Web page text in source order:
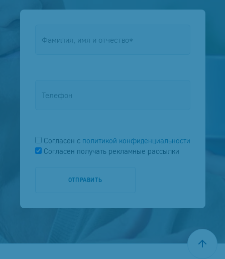
Согласен с политикой конфиденциальности
Согласен получать рекламные рассылки